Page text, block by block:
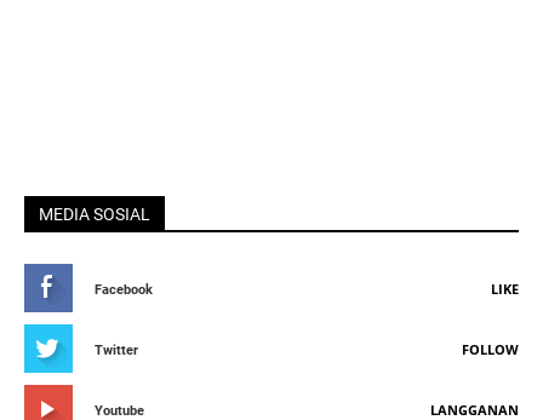
MEDIA SOSIAL
Facebook LIKE
Twitter FOLLOW
Youtube LANGGANAN